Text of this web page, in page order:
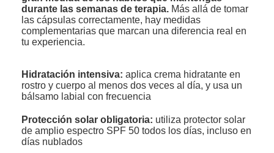
durante las semanas de terapia. Más allá de tomar
las cápsulas correctamente, hay medidas
complementarias que marcan una diferencia real en
tu experiencia.
Hidratación intensiva: aplica crema hidratante en
rostro y cuerpo al menos dos veces al día, y usa un
bálsamo labial con frecuencia
Protección solar obligatoria: utiliza protector solar
de amplio espectro SPF 50 todos los días, incluso en
días nublados